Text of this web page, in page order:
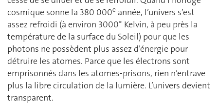
cosmique sonne la 380 000e année, l’univers s’est
assez refroidi (à environ 3000° Kelvin, à peu près la
température de la surface du Soleil) pour que les
photons ne possèdent plus assez d’énergie pour
détruire les atomes. Parce que les électrons sont
emprisonnés dans les atomes-prisons, rien n’entrave
plus la libre circulation de la lumière. L’univers devient
transparent.